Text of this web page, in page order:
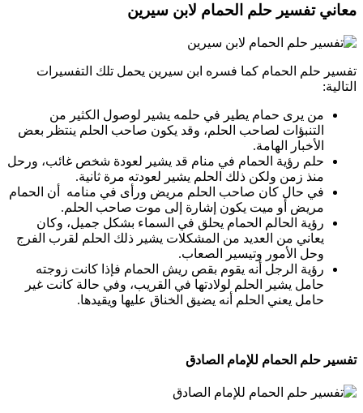
معاني تفسير حلم الحمام لابن سيرين
تفسير حلم الحمام كما فسره ابن سيرين يحمل تلك التفسيرات
التالية:
من يرى حمام يطير في حلمه يشير لوصول الكثير من
التنبؤات لصاحب الحلم، وقد يكون صاحب الحلم ينتظر بعض
الأخبار الهامة.
حلم رؤية الحمام في منام قد يشير لعودة شخص غائب، ورحل
منذ زمن ولكن ذلك الحلم يشير لعودته مرة ثانية.
في حال كان صاحب الحلم مريض ورأى في منامه أن الحمام
مريض أو ميت يكون إشارة إلى موت صاحب الحلم.
رؤية الحالم الحمام يحلق في السماء بشكل جميل، وكان
يعاني من العديد من المشكلات يشير ذلك الحلم لقرب الفرج
وحل الأمور وتيسير الصعاب.
رؤية الرجل أنه يقوم بقص ريش الحمام فإذا كانت زوجته
حامل يشير الحلم لولادتها في القريب، وفي حالة كانت غير
حامل يعني الحلم أنه يضيق الخناق عليها ويقيدها.
تفسير حلم الحمام للإمام الصادق